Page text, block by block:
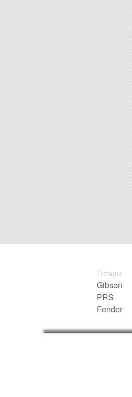
Гитары
Gibson
PRS
Fender